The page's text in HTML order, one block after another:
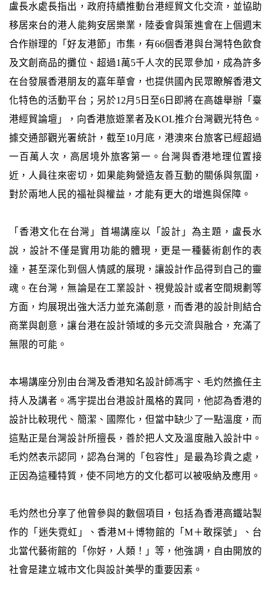
盧長水處長指出，政府持續推動台港經貿文化交流，並協助
移居來台的港人能夠安居樂業，陸委會與策進會在上個週末
合作辦理的「好友港節」市集，有66個香港與台灣特色飲食
及文創商品的攤位、超過1萬5千人次的民眾參加，成為許多
在台發展香港朋友的嘉年華會，也提供國內民眾瞭解香港文
化特色的活動平台；另於12月5日至6日即將在高雄舉辦「臺
港經貿論壇」，向香港旅遊業者及KOL推介台灣觀光特色。
據交通部觀光署統計，截至10月底，港澳來台旅客已經超過
一百萬人次，高居境外旅客第一。台灣與香港地理位置接
近，人員往來密切，如果能夠營造友善互動的關係與氛圍，
對於兩地人民的福祉與權益，才能有更大的增進與保障。
「香港文化在台灣」首場講座以「設計」為主題，盧長水
說，設計不僅是實用功能的體現，更是一種藝術創作的表
達，甚至深化到個人情感的展現，讓設計作品得到自己的靈
魂。在台灣，無論是在工業設計、視覺設計或者空間規劃等
方面，均展現出強大活力並充滿創意，而香港的設計則結合
商業與創意，讓台港在設計領域的多元交流與融合，充滿了
無限的可能。
本場講座分別由台灣及香港知名設計師馮宇、毛灼然擔任主
持人及講者。馮宇提出台港設計風格的異同，他認為香港的
設計比較現代、簡潔、國際化，但當中缺少了一點溫度，而
這點正是台灣設計所擅長，善於把人文及溫度融入設計中。
毛灼然表示認同，認為台灣的「包容性」是最為珍貴之處，
正因為這種特質，使不同地方的文化都可以被吸納及應用。
毛灼然也分享了他曾參與的數個項目，包括為香港高鐵站製
作的「迷失霓虹」、香港M＋博物館的「M＋敢探號」、台
北當代藝術館的「你好，人類！」等，他強調，自由開放的
社會是建立城市文化與設計美學的重要因素。